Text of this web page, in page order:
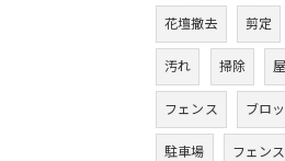
花壇撤去 剪定
汚れ 掃除
フェンス ブロ
駐車場 フェン